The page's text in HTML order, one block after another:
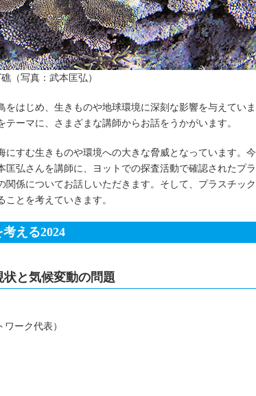
（写真：武本匡弘）
はじめ、生きものや地球環境に深刻な影響を与えていま
ーマに、さまざまな講師からお話をうかがいます。
すむ生きものや環境への大きな脅威となっています。今
弘さんを講師に、ヨットでの探査活動で確認されたプラ
係についてお話しいただきます。そして、プラスチック
とを考えていきます。
える2024
と気候変動の問題
ーク代表）